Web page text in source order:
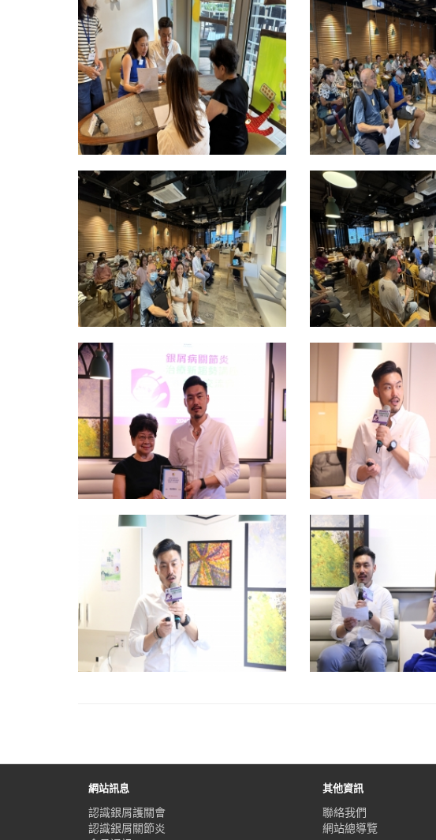
網站訊息
認識銀屑護關會
認識銀屑關節炎
其他資訊
聯絡我們
網站總導覽